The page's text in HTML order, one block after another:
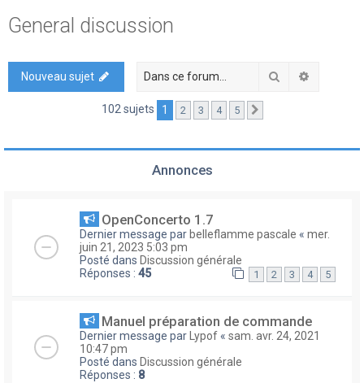
General discussion
Nouveau sujet Rechercher
102 sujets 1 2 3 4 5
Annonces
OpenConcerto 1.7
Dernier message par belleflamme pascale « mer.
juin 21, 2023 5:03 pm
Posté dans Discussion générale
Réponses : 45 1 2 3 4 5
Manuel préparation de commande
Dernier message par Lypof « sam. avr. 24, 2021
10:47 pm
Posté dans Discussion générale
Réponses : 8